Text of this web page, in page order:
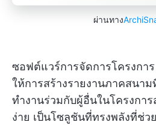
ผ่านทาง
ซอฟต์แวร์การจัดการโครงกา
ให้การสร้างรายงานภาคสนา
ทำงานร่วมกับผู้อื่นในโครงการ
ง่าย เป็นโซลูชันที่ทรงพลังที่ช่